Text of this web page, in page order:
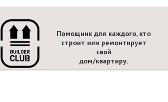
Помощник для каждого, кто
строит или ремонтирует
свой
дом/квартиру.